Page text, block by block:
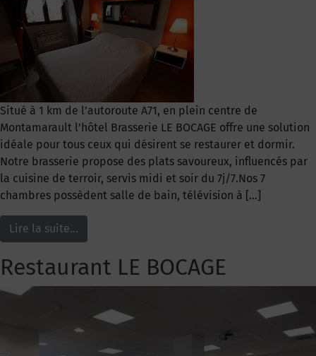
Situé à 1 km de l’autoroute A71, en plein centre de
Montamarault l’hôtel Brasserie LE BOCAGE offre une solution
idéale pour tous ceux qui désirent se restaurer et dormir.
Notre brasserie propose des plats savoureux, influencés par
la cuisine de terroir, servis midi et soir du 7j/7.Nos 7
chambres possèdent salle de bain, télévision à […]
Lire la suite…
Restaurant LE BOCAGE